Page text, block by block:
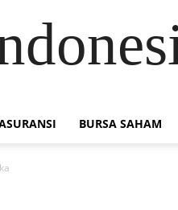
BURSA SAHAM